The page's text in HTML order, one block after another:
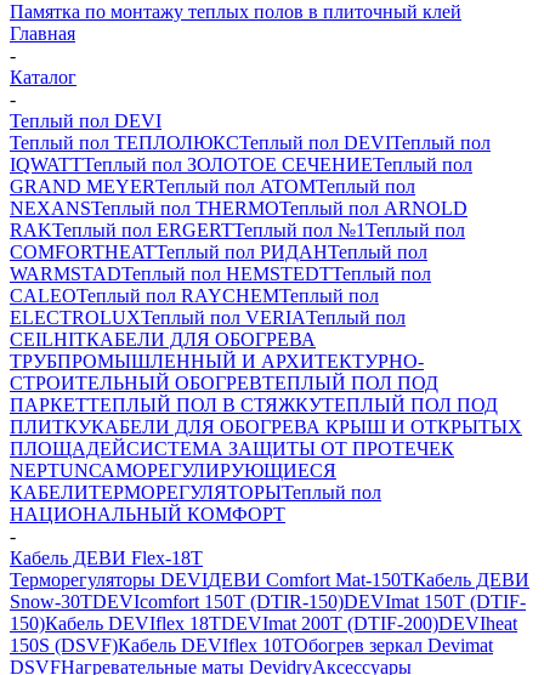
Памятка по монтажу теплых полов в плиточный клей
Главная
-
Каталог
-
Теплый пол DEVI
Теплый пол ТЕПЛОЛЮКСТеплый пол DEVIТеплый пол
IQWATTТеплый пол ЗОЛОТОЕ СЕЧЕНИЕТеплый пол
GRAND MEYERТеплый пол ATOMТеплый пол
NEXANSТеплый пол THERMOТеплый пол ARNOLD
RAKТеплый пол ERGERTТеплый пол №1Теплый пол
COMFORTHEATТеплый пол РИДАНТеплый пол
WARMSTADТеплый пол HEMSTEDTТеплый пол
CALEOТеплый пол RAYCHEMТеплый пол
ELECTROLUXТеплый пол VERIAТеплый пол
CEILHITКАБЕЛИ ДЛЯ ОБОГРЕВА
ТРУБПРОМЫШЛЕННЫЙ И АРХИТЕКТУРНО-
СТРОИТЕЛЬНЫЙ ОБОГРЕВТЕПЛЫЙ ПОЛ ПОД
ПАРКЕТТЕПЛЫЙ ПОЛ В СТЯЖКУТЕПЛЫЙ ПОЛ ПОД
ПЛИТКУКАБЕЛИ ДЛЯ ОБОГРЕВА КРЫШ И ОТКРЫТЫХ
ПЛОЩАДЕЙСИСТЕМА ЗАЩИТЫ ОТ ПРОТЕЧЕК
NEPTUNСАМОРЕГУЛИРУЮЩИЕСЯ
КАБЕЛИТЕРМОРЕГУЛЯТОРЫТеплый пол
НАЦИОНАЛЬНЫЙ КОМФОРТ
-
Кабель ДЕВИ Flex-18T
Терморегуляторы DEVIДЕВИ Comfort Mat-150TКабель ДЕВИ
Snow-30TDEVIcomfort 150T (DTIR-150)DEVImat 150T (DTIF-
150)Кабель DEVIflex 18TDEVImat 200T (DTIF-200)DEVIheat
150S (DSVF)Кабель DEVIflex 10TОбогрев зеркал Devimat
DSVFНагревательные маты DevidryАксессуары